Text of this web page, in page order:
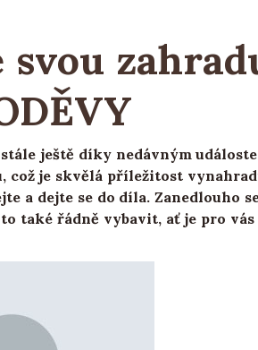
svou
ještě díky nedávným
což je skvělá příležitost
a dejte se do díla. Zanedlouho
to také řádně vybavit, ať je pro